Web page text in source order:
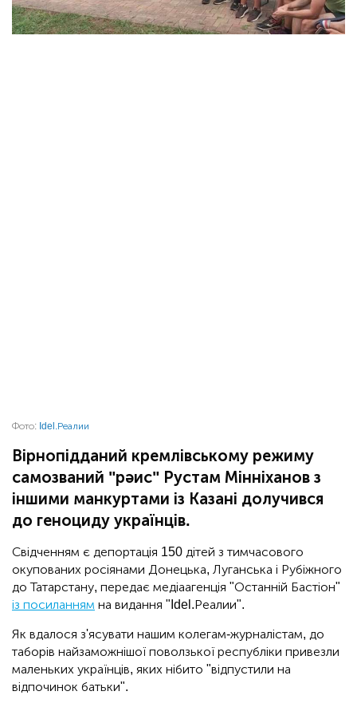
Фото: Idel.Реалии
Вірнопідданий кремлівському режиму
самозваний "рәис" Рустам Мінніханов з
іншими манкуртами із Казані долучився
до геноциду українців.
Свідченням є депортація 150 дітей з тимчасового
окупованих росіянами Донецька, Луганська і Рубіжного
до Татарстану, передає медіаагенція "Останній Бастіон"
із посиланням на видання "Idel.Реалии".
Як вдалося з'ясувати нашим колегам-журналістам, до
таборів найзаможнішої поволзької республіки привезли
маленьких українців, яких нібито "відпустили на
відпочинок батьки".